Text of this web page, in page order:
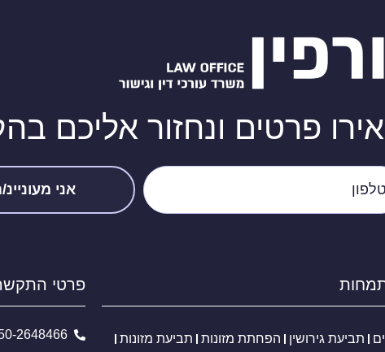
פרטים ונחזור אליכם
אני
תביעת גירושין הפחתת מזונות
תביעת מזונות
פרטי
2648466